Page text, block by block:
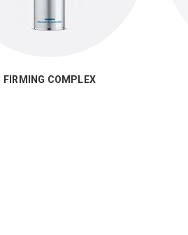
FIRMING COMPLEX